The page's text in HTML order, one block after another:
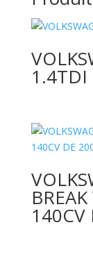
1.4TDI
140CV